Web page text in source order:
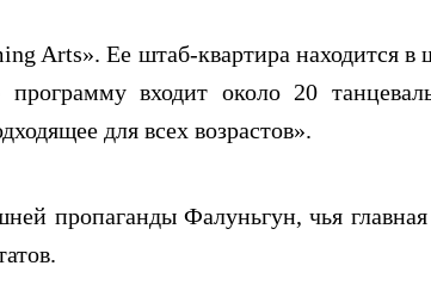
Arts». Ее штаб-квартира находится в
входит около 20
для всех возрастов».
пропаганды Фалуньгун, чья